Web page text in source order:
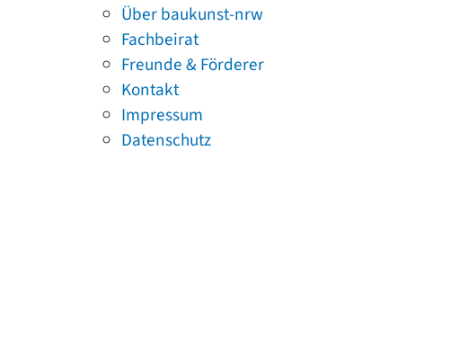
Über baukunst-nrw
Fachbeirat
Freunde & Förderer
Kontakt
Impressum
Datenschutz